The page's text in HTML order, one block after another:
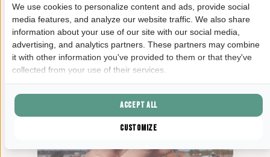
goede handen.
We use cookies to personalize content and ads, provide social
media features, and analyze our website traffic. We also share
information about your use of our site with our social media,
advertising, and analytics partners. These partners may combine
it with other information you've provided to them or that they've
collected from your use of their services.
Customize
Accept all